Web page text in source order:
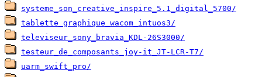
systeme_son_creative_inspire_5.1_digital_5700/
tablette_graphique_wacom_intuos3/
televiseur_sony_bravia_KDL-26S3000/
testeur_de_composants_joy-it_JT-LCR-T7/
uarm_swift_pro/